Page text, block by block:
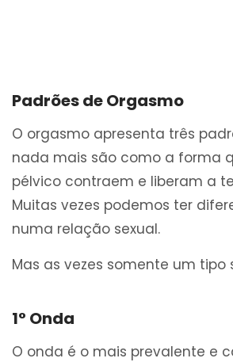
Padrões de Orgasmo
O orgasmo apresenta três
nada mais são como a forma
pélvico contraem e liberam a
Muitas vezes podemos ter
numa relação sexual.
Mas as vezes somente um tipo
1° Onda
O onda é o mais prevalente e